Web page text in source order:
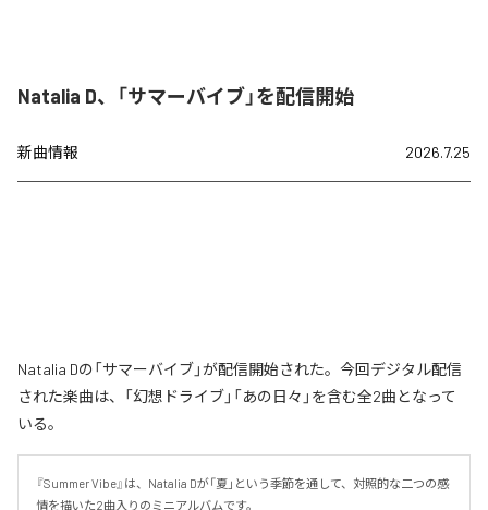
Natalia D、「サマーバイブ」を配信開始
新曲情報 2026.7.25
Natalia Dの「サマーバイブ」が配信開始された。今回デジタル配信
された楽曲は、「幻想ドライブ」「あの日々」を含む全2曲となって
いる。
『Summer Vibe』は、Natalia Dが「夏」という季節を通して、対照的な二つの感
情を描いた2曲入りのミニアルバムです。